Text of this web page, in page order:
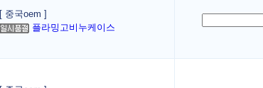
[ 중국oem ]
플라밍고비누케이스